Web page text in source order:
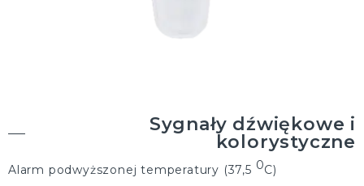
Sygnały dźwiękowe i
kolorystyczne
Alarm podwyższonej temperatury (37,5 0C)